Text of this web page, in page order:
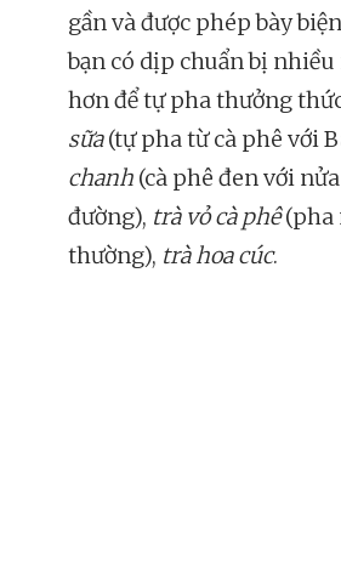
gần và được phép bày
bạn có dịp chuẩn bị
hơn để tự pha thưởng
sữa(tự pha từ cà phê với
chanh (cà phê đen với
đường), trà vỏ cà phê(pha
thường), trà hoa cúc.